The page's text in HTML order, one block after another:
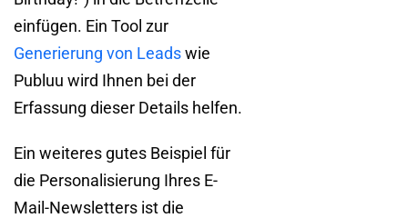
einfügen. Ein Tool zur
Generierung von Leadswie
Publuu wird Ihnen bei der
Erfassung dieser Details helfen.
Ein weiteres gutes Beispiel für
die Personalisierung Ihres E-
Mail-Newsletters ist die